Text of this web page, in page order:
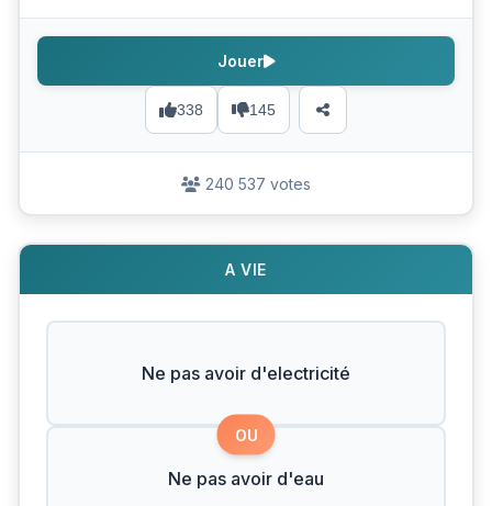
338 145
Jouer
240 537 votes
A VIE
Ne pas avoir d'electricité
OU
Ne pas avoir d'eau